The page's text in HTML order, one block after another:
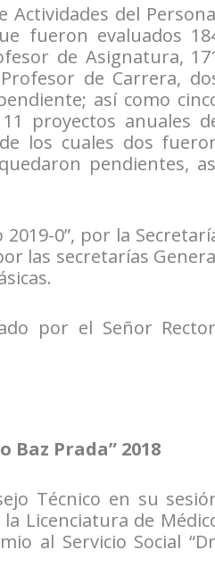
Actividades del
fueron evaluados
de Asignatura,
de Carrera,
así como
proyectos anuales
los cuales dos
pendientes,
0”, por la
las secretarías
por el Señor
Baz Prada” 2018
Técnico en su
Licenciatura de
al Servicio Social